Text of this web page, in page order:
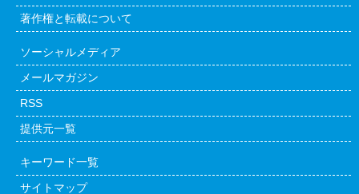
著作権と転載について
ソーシャルメディア
メールマガジン
RSS
提供元一覧
キーワード一覧
サイトマップ